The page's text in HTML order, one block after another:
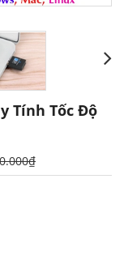
Tính Tốc Độ